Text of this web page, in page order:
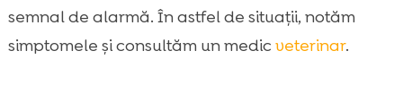
semnal de alarmă. În astfel de situații, notăm
simptomele și consultăm un medic veterinar.